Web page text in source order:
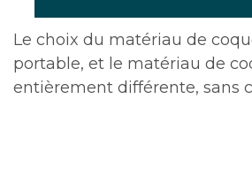
Le choix du matériau de
portable, et le matériau de
entièrement différente, sans